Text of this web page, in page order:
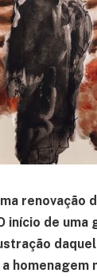
renovação
início de uma
homenagem